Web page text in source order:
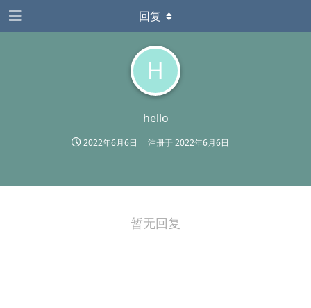
H
hello
2022年6月6日 注册于2022年6月6日
回复
暂无回复